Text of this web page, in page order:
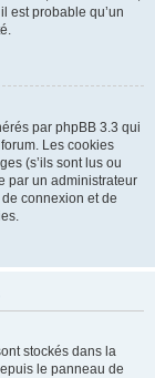
est probable qu’un
par phpBB 3.3 qui
Les cookies
(s’ils sont lus ou
par un administrateur
connexion et de
stockés dans la
le panneau de